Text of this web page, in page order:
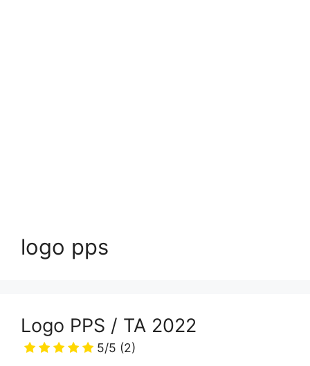
logo pps
Logo PPS / TA 2022
5/5 (2)